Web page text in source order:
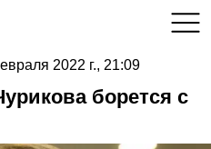
2022 г., 21:09
борется с